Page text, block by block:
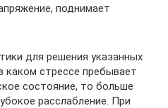
поднимает
для решения указанных
каком стрессе пребывает
состояние, то больше
расслабление. При